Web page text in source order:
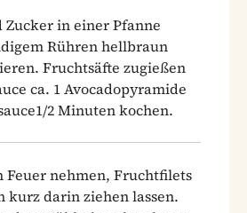
Zucker in einer Pfanne
Rühren hellbraun
Fruchtsäfte zugießen
ca. 1 Avocadopyramide
2 Minuten kochen.
Feuer nehmen, Fruchtfilets
kurz darin ziehen lassen.